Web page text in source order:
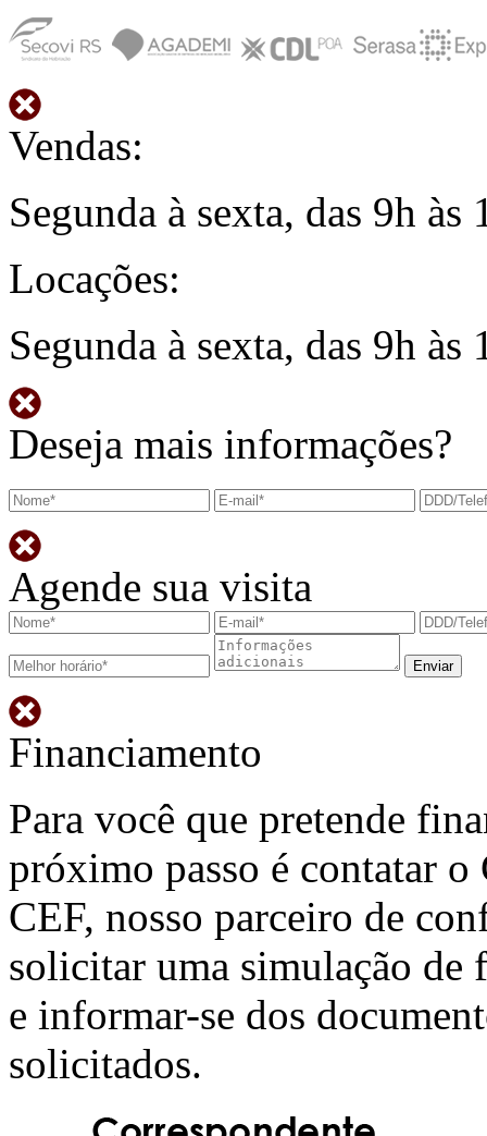
Vendas:
Segunda à sexta, das 9h
Locações:
Segunda à sexta, das 9h
Deseja mais informações?
Agende sua visita
Financiamento
Para você que pretende
próximo passo é contatar o
CEF, nosso parceiro de
solicitar uma simulação de
e informar-se dos
solicitados.